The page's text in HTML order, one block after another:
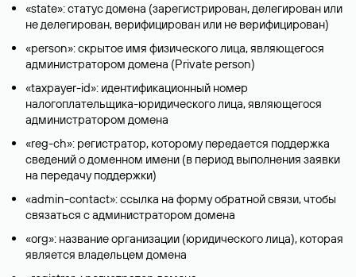
«state»: статус домена (зарегистрирован, делегирован или
не делегирован, верифицирован или не верифицирован)
«person»: скрытое имя физического лица, являющегося
администратором домена (Privatе person)
«taxpayer-id»: идентификационный номер
налогоплательщика-юридического лица, являющегося
администратором домена
«reg-ch»: регистратор, которому передается поддержка
сведений о доменном имени (в период выполнения заявки
на передачу поддержки)
«admin-contact»: ссылка на форму обратной связи, чтобы
связаться с администратором домена
«org»: название организации (юридического лица), которая
является владельцем домена